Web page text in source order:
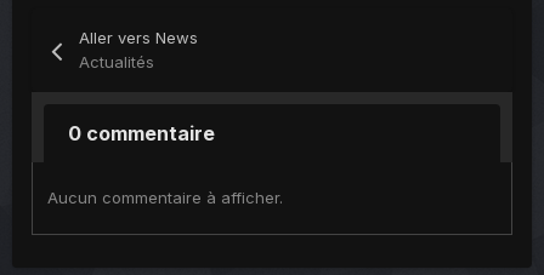
Aller vers News
Actualités
0 commentaire
Aucun commentaire à afficher.